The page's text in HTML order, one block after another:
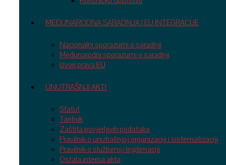
MEĐUNARODNA SARADNJA I EU INTEGRACIJE
Nacionalni sporazumi o saradnji
Međunarodni sporazumi o saradnji
Izvori prava EU
UNUTRAŠNJI AKTI
Statut
Tarifnik
Zaštita povjerljivih podataka
Pravilnik o unutrašnjoj organizaciji i sistematizaciji
Pravilnik o službenoj legitimaciji
Ostala interna akta